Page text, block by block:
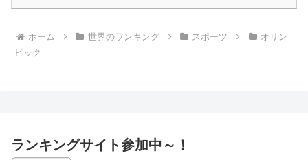
ホーム 世界のランキング スポーツ
オリン
ピック
ランキングサイト参加中～！